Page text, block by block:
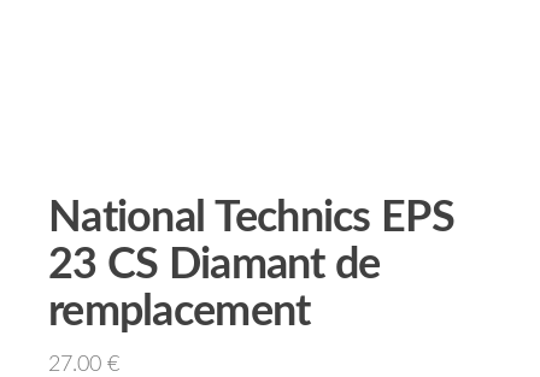
National Technics EPS
23 CS Diamant de
remplacement
27.00 €